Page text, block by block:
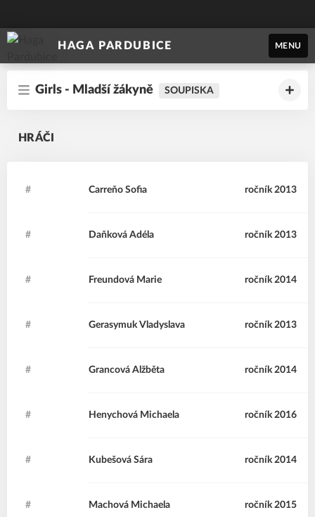
HAGA PARDUBICE MENU
Girls - Mladší žákyně SOUPISKA
HRÁČI
# Sofia
Carreňo ročník 2013
# Adéla
Daňková ročník 2013
# Marie
Freundová ročník 2014
# Vladyslava
Gerasymuk ročník 2013
# Alžběta
Grancová ročník 2014
# Michaela
Henychová ročník 2016
# Sára
Kubešová ročník 2014
# Michaela
Machová ročník 2015